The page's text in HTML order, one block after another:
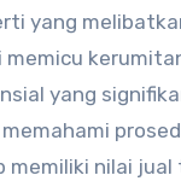
yang
memicu
yang
nilai jual